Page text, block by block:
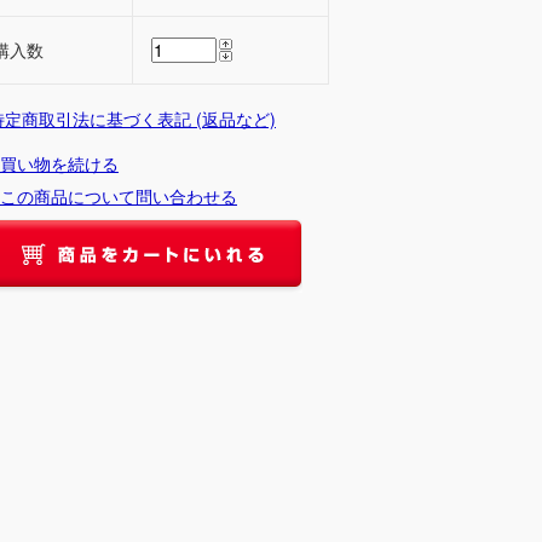
入数
定商取引法に基づく表記 (返品など)
買い物を続ける
この商品について問い合わせる